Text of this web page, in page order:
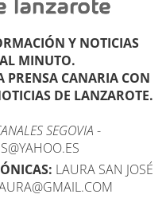
Y NOTICIAS
MINUTO.
PRENSA CANARIA CON
DE LANZAROTE.
SEGOVIA -
LAURA SAN JOSÉ